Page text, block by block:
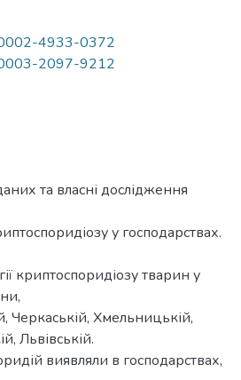
4933-0372
2097-9212
та власні дослідження
у господарствах.
криптоспоридіозу тварин у
Черкаській, Хмельницькій,
Львівській.
виявляли в господарствах,